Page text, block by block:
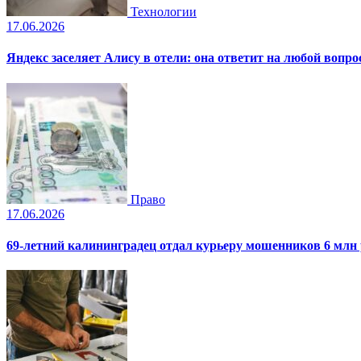
Технологии
17.06.2026
Яндекс заселяет Алису в отели: она ответит на любой
Право
17.06.2026
69-летний калининградец отдал курьеру мошенников 6 млн